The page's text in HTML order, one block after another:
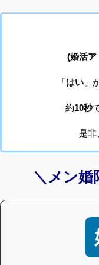
(婚活ア
「 はい」
約10秒
是非
＼メン婚